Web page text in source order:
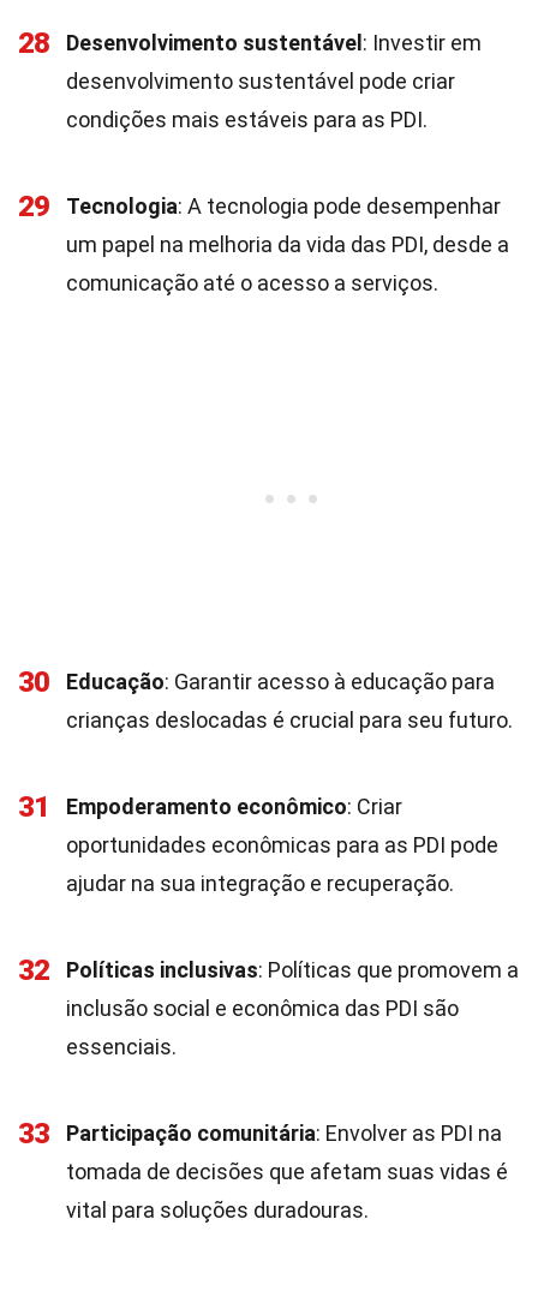
28 Desenvolvimento sustentável : Investir em
desenvolvimento sustentável pode criar
condições mais estáveis para as PDI.
29 Tecnologia: A tecnologia pode desempenhar
um papel na melhoria da vida das PDI, desde a
comunicação até o acesso a serviços.
30 Educação: Garantir acesso à educação para
crianças deslocadas é crucial para seu futuro.
31 Empoderamento econômico: Criar
oportunidades econômicas para as PDI pode
ajudar na sua integração e recuperação.
32 Políticas inclusivas: Políticas que promovem a
inclusão social e econômica das PDI são
essenciais.
33 Participação comunitária: Envolver as PDI na
tomada de decisões que afetam suas vidas é
vital para soluções duradouras.